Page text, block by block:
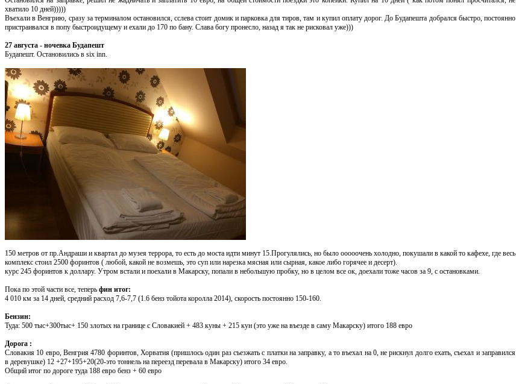
хватило 10 дней)))))
Въехали в Венгрию, сразу за терминалом остановился, сслева стоит домик и парковка для тиров, там и купил оплату дорог. До Будапешта добрался быстро, постоянно
пристраивался в попу быстроидущему и ехали до 170 по бану. Слава богу пронесло, назад я так не рисковал уже)))
27 августа - ночевка Будапешт
Будапешт. Остановились в six inn.
150 метров от пр.Андраши и квартал до музея террора, то есть до моста идти минут 15.Прогулялись, но было ооооочень холодно, покушали в какой то кафехе, где весь
комплекс стоил 2500 форинтов ( любой, какой не возмешь, это суп или нарезка мясная или сырная, какое либо горячее и десерт).
курс 245 форинтов к доллару. Утром встали и поехали в Макарску, попали в небольшую пробку, но в целом все ок, доехали тоже часов за 9, с остановками.
Пока по этой части все, теперь фин итог:
4 010 км за 14 дней, средний расход 7,6-7,7 (1.6 бенз тойота королла 2014), скорость постоянно 150-160.
Бензин:
Туда: 500 тыс+300тыс+ 150 злотых на границе с Словакией + 483 куны + 215 кун (это уже на въезде в саму Макарску) итого 188 евро
Дорога :
Словакия 10 евро, Венгрия 4780 форинтов, Хорватия (пришлось один раз съезжать с платки на заправку, а то въехал на 0, не рискнул долго ехать, съехал и заправился
в деревушке) 12 +27+195+20(20-это тоннель на переезд перевала в Макарску) итого 34 евро.
Общий итог по дороге туда 188 евро бенз + 60 евро